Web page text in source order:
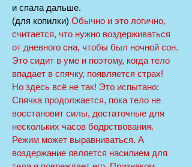
и спала дальше.
(для копилки) Обычно и это логично,
считается, что нужно воздерживаться
от дневного сна, чтобы был ночной сон.
Это сидит в уме и поэтому, когда тело
впадает в спячку, появляется страх!
Но здесь всё не так! Это испытано:
Спячка продолжается, пока тело не
восстановит силы, достаточные для
нескольких часов бодрствования.
Режим может выравниваться. А
воздержание является насилием для